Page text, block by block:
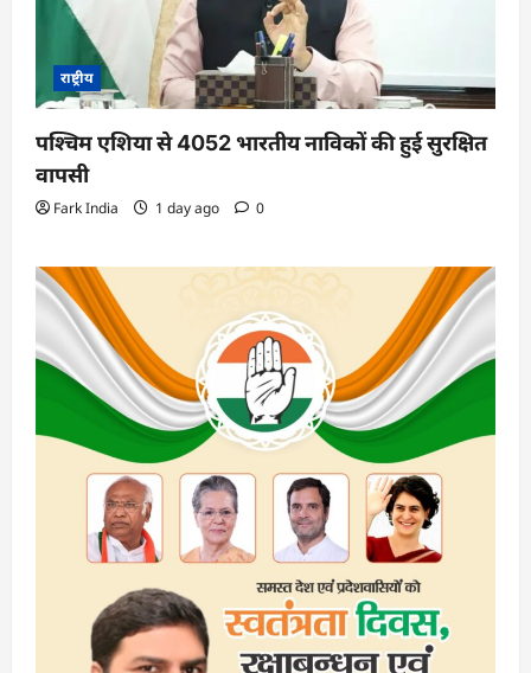
राष्ट्रीय
पश्चिम एशिया से 4052 भारतीय नाविकों की हुई सुरक्षित
वापसी
Fark India 1 day ago 0